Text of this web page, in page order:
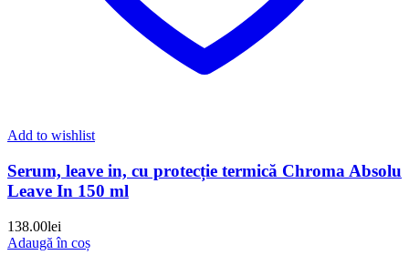
Add to wishlist
Serum, leave in, cu protecție termică Chroma Absolu
Leave In 150 ml
138.00lei
Adaugă în coș